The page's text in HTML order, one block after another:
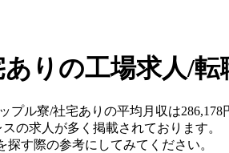
りの工場求人/転
ル寮/社宅ありの平均月収は286,178
の求人が多く掲載されております。
す際の参考にしてみてください。